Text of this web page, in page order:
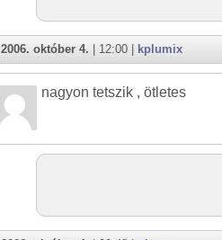
2006. október 4. | 12:00 | kplumix
nagyon tetszik , ötletes